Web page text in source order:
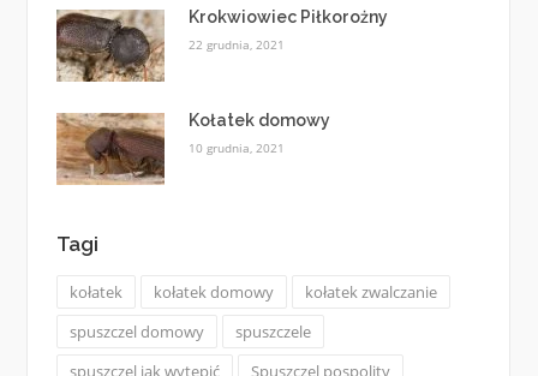
Krokwiowiec Piłkorożny
22 grudnia, 2021
Kołatek domowy
10 grudnia, 2021
Tagi
kołatek kołatek domowy
kołatek zwalczanie
spuszczel domowy
spuszczele
spuszczel jak wytępić
Spuszczel pospolity